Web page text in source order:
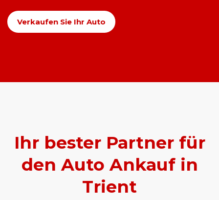
Verkaufen Sie Ihr Auto
Ihr bester Partner für
den Auto Ankauf in
Trient